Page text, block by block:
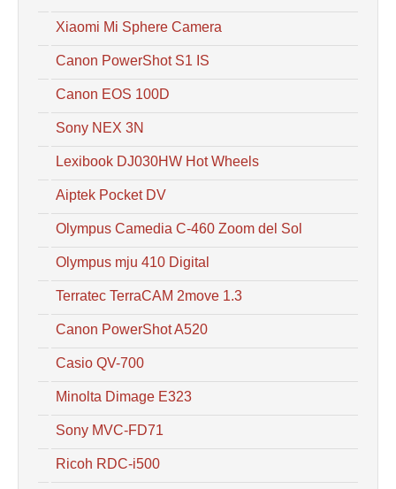
Xiaomi Mi Sphere Camera
Canon PowerShot S1 IS
Canon EOS 100D
Sony NEX 3N
Lexibook DJ030HW Hot Wheels
Aiptek Pocket DV
Olympus Camedia C-460 Zoom del Sol
Olympus mju 410 Digital
Terratec TerraCAM 2move 1.3
Canon PowerShot A520
Casio QV-700
Minolta Dimage E323
Sony MVC-FD71
Ricoh RDC-i500